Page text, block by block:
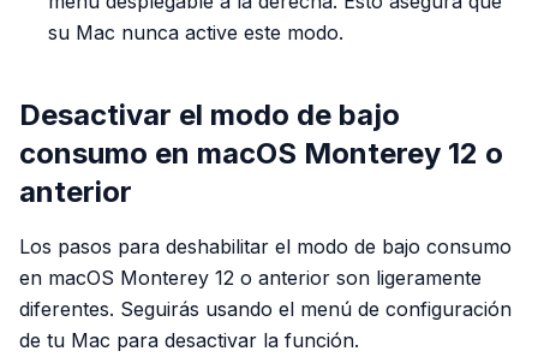
su Mac nunca active este modo.
Desactivar el modo de bajo
consumo en macOS Monterey 12 o
anterior
Los pasos para deshabilitar el modo de bajo consumo
en macOS Monterey 12 o anterior son ligeramente
diferentes. Seguirás usando el menú de configuración
de tu Mac para desactivar la función.